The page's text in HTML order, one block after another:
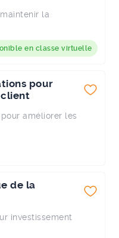
la
en classe virtuelle
pour
améliorer les
de la
investissement